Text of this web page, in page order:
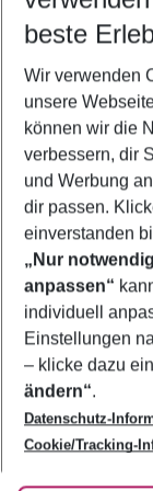
2
Footer
Footer
Über uns
AGB
Bestpreisgarantie
Cookie-
Cookie-Richtlinie
Barrierefreies
Folge uns
beste
Wir verwenden
unsere
können wir die
verbessern, dir
und Werbung
dir passen.
einverstanden
„Nur
anpassen“
individuell
Einstellungen
– klicke dazu
ändern“.
Datenschutz-
Cookie/Tracking-